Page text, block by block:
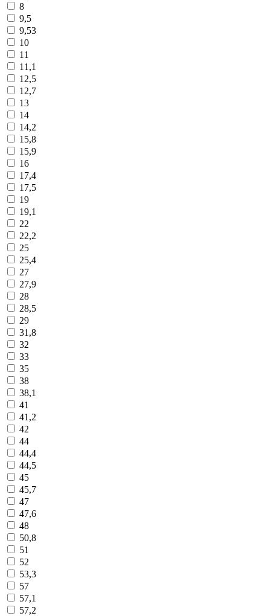
8
9,5
9,53
10
11
11,1
12,5
12,7
13
14
14,2
15,8
15,9
16
17,4
17,5
19
19,1
22
22,2
25
25,4
27
27,9
28
28,5
29
31,8
32
33
35
38
38,1
41
41,2
42
44
44,4
44,5
45
45,7
47
47,6
48
50,8
51
52
53,3
57
57,1
57,2